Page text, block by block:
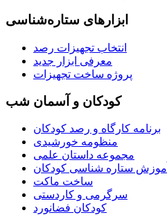
ابزارهای ستاره‌شناسی
انتخاب تجهیزات رصد
معرفی ابزار جدید
پروژه ساخت تجهیزات
کودکان و آسمان شب
برنامه‌ کارگاه و رصد کودکان
منظومه خورشیدی
مجموعه داستان علمی
آموزش ستاره شناسی کودکان
ساخت ماکت
سرگرمی و کاردستی
کودکان فضانورد